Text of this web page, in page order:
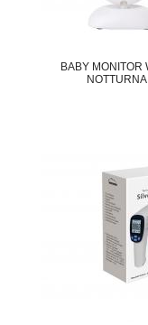
BABY MONITOR